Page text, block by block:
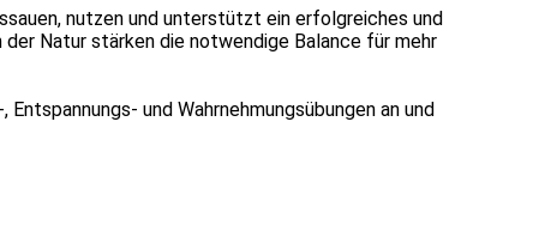
nutzen und unterstützt ein erfolgreiches und
der Natur stärken die notwendige Balance für mehr
und Wahrnehmungsübungen an und